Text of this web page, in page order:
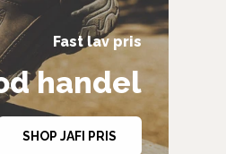
Fast lav pris
handel
SHOP JAFI PRIS